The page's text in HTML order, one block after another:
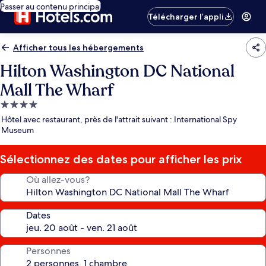
Passer au contenu principal
Télécharger l’appli
Afficher tous les hébergements
Hilton Washington DC National
Mall The Wharf
Hébergement
4.0 étoiles
Hôtel avec restaurant, près de l'attrait suivant : International Spy
Museum
Sélectionnez des dates pour afficher les prix
Où allez-vous?
Dates
Personnes